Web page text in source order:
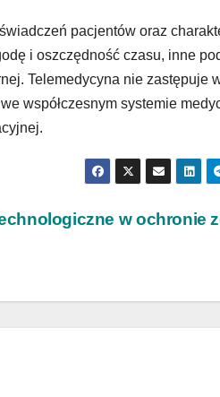
pacjentów oraz
i oszczędność czasu, inne
Telemedycyna nie zastępuje
współczesnym systemie
w ochronie